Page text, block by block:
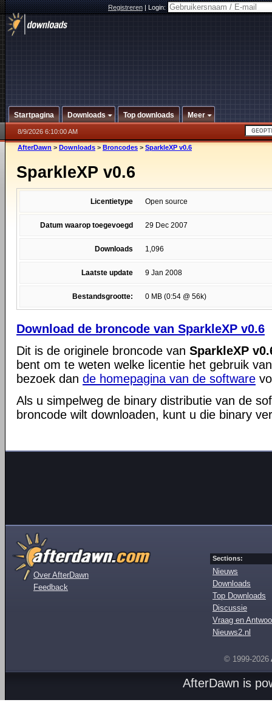
Registreren|Login:
Startpagina Downloads Top downloads Meer
8/9/2026 6:10:00 AM
AfterDawn > Downloads > Broncodes > SparkleXP v0.6
SparkleXP v0.6
Licentietype Open source
Datum waarop toegevoegd 29 Dec 2007
Downloads 1,096
Laatste update 9 Jan 2008
Bestandsgrootte: 0 MB (0:54 @ 56k)
Download de broncode van SparkleXP v0.6
Dit is de originele broncode van SparkleXP
bent om te weten welke licentie het gebruik
bezoek dan de homepagina van de software
Als u simpelweg de binary distributie van de
broncode wilt downloaden, kunt u die binary
Over AfterDawn
Feedback
Sections:
Nieuws
Downloads
Top Downloads
Discussie
Vraag en
Nieuws2.nl
© 1999-2026
AfterDawn is